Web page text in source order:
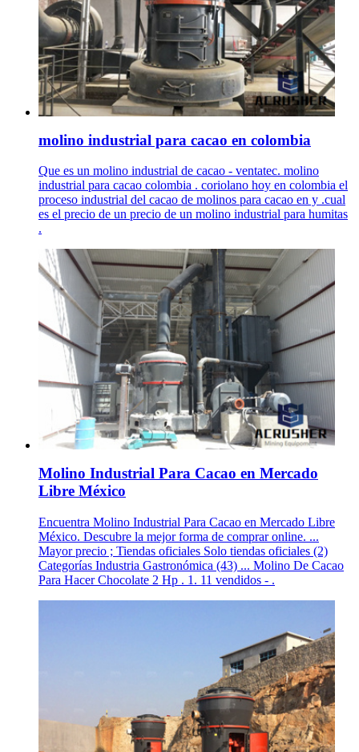
molino industrial para cacao en colombia
Que es un molino industrial de cacao - ventatec. molino
industrial para cacao colombia . coriolano hoy en colombia el
proceso industrial del cacao de molinos para cacao en y .cual
es el precio de un precio de un molino industrial para humitas
.
Molino Industrial Para Cacao en Mercado
Libre México
Encuentra Molino Industrial Para Cacao en Mercado Libre
México. Descubre la mejor forma de comprar online. ...
Mayor precio ; Tiendas oficiales Solo tiendas oficiales (2)
Categorías Industria Gastronómica (43) ... Molino De Cacao
Para Hacer Chocolate 2 Hp . 1. 11 vendidos - .